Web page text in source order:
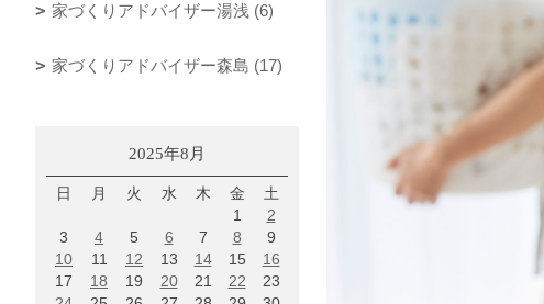
家づくりアドバイザー湯浅 (6)
家づくりアドバイザー森島 (17)
2025年8月
日 月 火 水 木 金
土
1
2
3
4 5 6 7 8
9
10
11 12 13 14 15
16
17
18 19 20 21 22
23